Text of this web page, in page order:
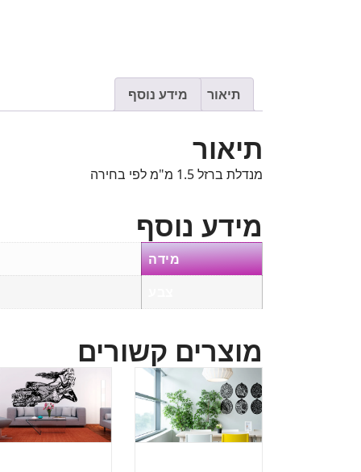
תיאור מידע נוסף
תיאור
מנדלת ברזל 1.5 מ"מ לפי בחירה
מידע נוסף
מידה
מוצרים קשורים